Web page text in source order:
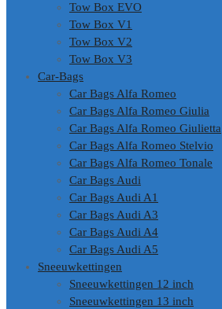
Tow Box EVO
Tow Box V1
Tow Box V2
Tow Box V3
Car-Bags
Car Bags Alfa Romeo
Car Bags Alfa Romeo Giulia
Car Bags Alfa Romeo Giulietta
Car Bags Alfa Romeo Stelvio
Car Bags Alfa Romeo Tonale
Car Bags Audi
Car Bags Audi A1
Car Bags Audi A3
Car Bags Audi A4
Car Bags Audi A5
Sneeuwkettingen
Sneeuwkettingen 12 inch
Sneeuwkettingen 13 inch